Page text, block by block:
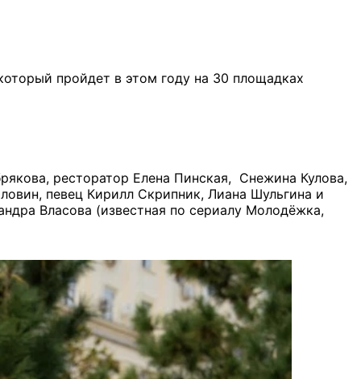
пройдет в этом году на 30 площадках
ресторатор Елена Пинская, Снежина Кулова,
певец Кирилл Скрипник, Лиана Шульгина и
Власова (известная по сериалу Молодёжка,